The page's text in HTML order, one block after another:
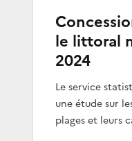
le littoral
2024
Le service
une étude sur
plages et leurs